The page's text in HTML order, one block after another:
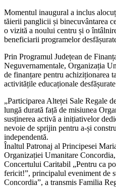
Momentul inaugural a inclus
tăierii panglicii și binecuvântarea
o vizită a noului centru și o
beneficiarii programelor
Prin Programul Județean de
Neguvernamentale, Organizația
de finanțare pentru achiziționarea
activitățile educaționale
„Participarea Alteței Sale Regale
lungă durată față de misiunea
susținerea activă a inițiativelor
nevoie de sprijin pentru a-și
independentă.
Înaltul Patronaj al Principesei
Organizației Umanitare
Concertului Caritabil „Pentru ca
fericit!”, principalul eveniment de
Concordia”, a transmis Familia